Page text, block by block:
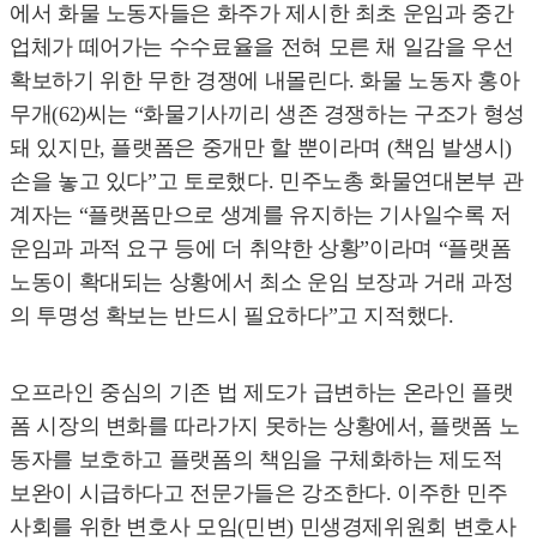
에서 화물 노동자들은 화주가 제시한 최초 운임과 중간
업체가 떼어가는 수수료율을 전혀 모른 채 일감을 우선
확보하기 위한 무한 경쟁에 내몰린다. 화물 노동자 홍아
무개(62)씨는 “화물기사끼리 생존 경쟁하는 구조가 형성
돼 있지만, 플랫폼은 중개만 할 뿐이라며 (책임 발생시)
손을 놓고 있다”고 토로했다. 민주노총 화물연대본부 관
계자는 “플랫폼만으로 생계를 유지하는 기사일수록 저
운임과 과적 요구 등에 더 취약한 상황”이라며 “플랫폼
노동이 확대되는 상황에서 최소 운임 보장과 거래 과정
의 투명성 확보는 반드시 필요하다”고 지적했다.
오프라인 중심의 기존 법 제도가 급변하는 온라인 플랫
폼 시장의 변화를 따라가지 못하는 상황에서, 플랫폼 노
동자를 보호하고 플랫폼의 책임을 구체화하는 제도적
보완이 시급하다고 전문가들은 강조한다. 이주한 민주
사회를 위한 변호사 모임(민변) 민생경제위원회 변호사